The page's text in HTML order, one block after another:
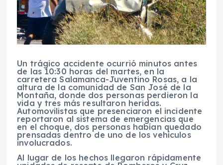
Un trágico accidente ocurrió minutos antes
de las 10:30 horas del martes, en la
carretera Salamanca-Juventino Rosas, a la
altura de la comunidad de San José de la
Montaña, donde dos personas perdieron la
vida y tres más resultaron heridas.
Automovilistas que presenciaron el incidente
reportaron al sistema de emergencias que
en el choque, dos personas habían quedado
prensadas dentro de uno de los vehículos
involucrados.
Al lugar de los hechos llegaron rápidamente